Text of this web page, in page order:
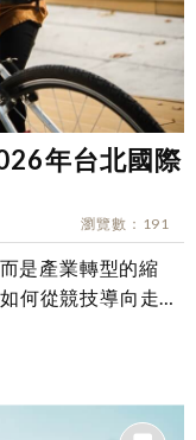
年台北國際
瀏覽數 191
是產業轉型的縮
何從競技導向走向